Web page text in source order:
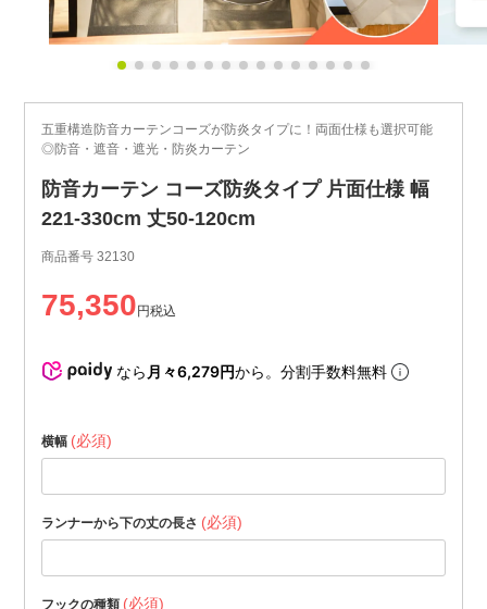
五重構造防音カーテンコーズが防炎タイプに！両面仕様も選択可能
◎防音・遮音・遮光・防炎カーテン
防音カーテン コーズ防炎タイプ 片面仕様 幅
221-330cm 丈50-120cm
商品番号 32130
75,350 税込
なら 月々6,279円から。分割手数料無料
横幅 (必須)
ランナーから下の丈の長さ (必須)
フックの種類 (必須)